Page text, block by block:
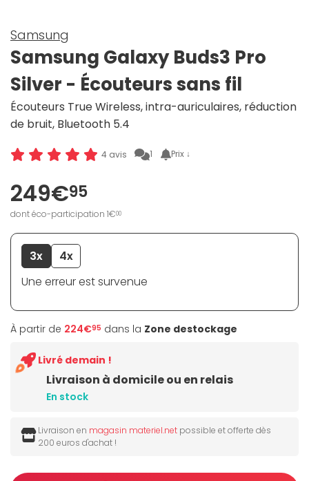
Samsung
Samsung Galaxy Buds3 Pro
Silver - Écouteurs sans fil
Écouteurs True Wireless, intra-auriculaires, réduction
de bruit, Bluetooth 5.4
4 avis 1 Prix ↓
249€95
dont éco-participation 1€00
3x
4x
Une erreur est survenue
À partir de 224€95 dans la Zone destockage
Livraison à domicile ou en relais
En stock
Livré demain !
Livraison en magasin materiel.net possible et offerte dès
200 euros d'achat !